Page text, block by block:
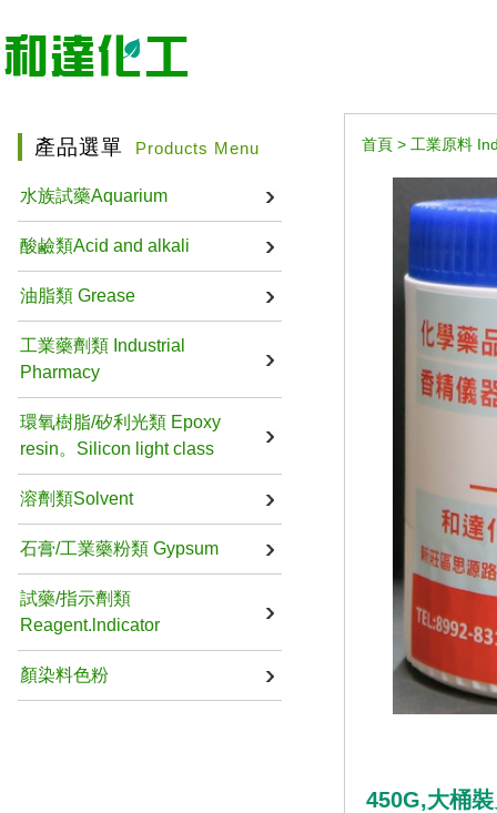
產品選單 Products Menu
水族試藥Aquarium
酸鹼類Acid and alkali
油脂類 Grease
工業藥劑類 Industrial
Pharmacy
環氧樹脂/矽利光類 Epoxy
resin。Silicon light class
溶劑類Solvent
石膏/工業藥粉類 Gypsum
試藥/指示劑類
Reagent.lndicator
顏染料色粉
首頁 > 工業原料
450G,大桶